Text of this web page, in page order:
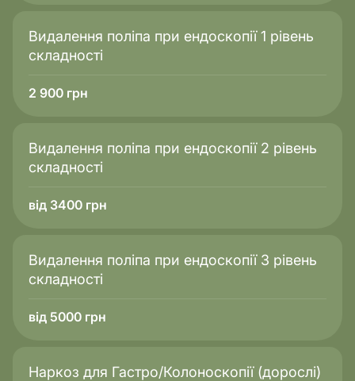
Видалення поліпа при ендоскопії 1 рівень
складності
2 900 грн
Видалення поліпа при ендоскопії 2 рівень
складності
від 3400 грн
Видалення поліпа при ендоскопії 3 рівень
складності
від 5000 грн
Наркоз для Гастро/Колоноскопії (дорослі)